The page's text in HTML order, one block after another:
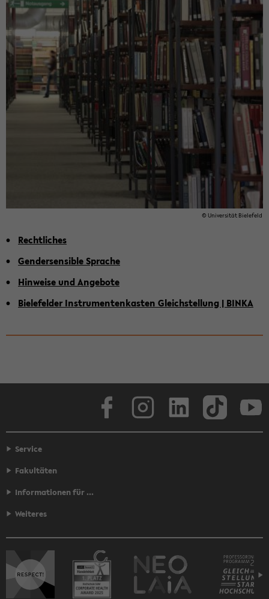
© Uni­ver­si­tät Bie­le­feld
Recht­li­ches
Gen­der­sen­si­ble Spra­che
Hin­wei­se und An­ge­bo­te
Bie­le­fel­der In­stru­men­ten­kas­ten Gleich­stel­lung | BINKA
Face­book
Service
Fakultäten
Informationen für ...
Weiteres